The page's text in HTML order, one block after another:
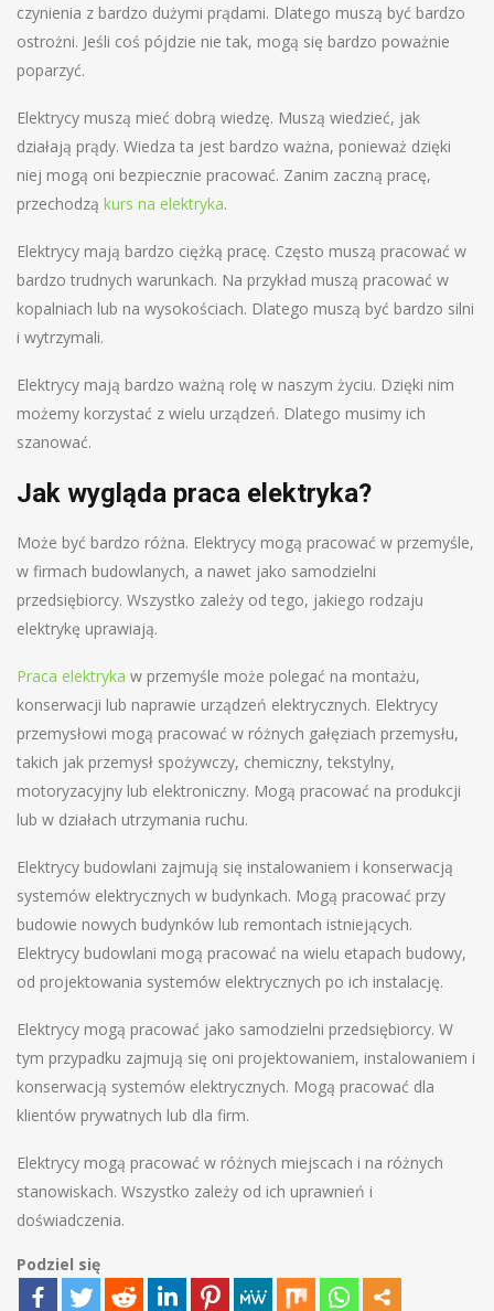
czynienia z bardzo dużymi prądami. Dlatego muszą być bardzo
ostrożni. Jeśli coś pójdzie nie tak, mogą się bardzo poważnie
poparzyć.
Elektrycy muszą mieć dobrą wiedzę. Muszą wiedzieć, jak
działają prądy. Wiedza ta jest bardzo ważna, ponieważ dzięki
niej mogą oni bezpiecznie pracować. Zanim zaczną pracę,
przechodzą kurs na elektryka.
Elektrycy mają bardzo ciężką pracę. Często muszą pracować w
bardzo trudnych warunkach. Na przykład muszą pracować w
kopalniach lub na wysokościach. Dlatego muszą być bardzo silni
i wytrzymali.
Elektrycy mają bardzo ważną rolę w naszym życiu. Dzięki nim
możemy korzystać z wielu urządzeń. Dlatego musimy ich
szanować.
Jak wygląda praca elektryka?
Może być bardzo różna. Elektrycy mogą pracować w przemyśle,
w firmach budowlanych, a nawet jako samodzielni
przedsiębiorcy. Wszystko zależy od tego, jakiego rodzaju
elektrykę uprawiają.
Praca elektryka w przemyśle może polegać na montażu,
konserwacji lub naprawie urządzeń elektrycznych. Elektrycy
przemysłowi mogą pracować w różnych gałęziach przemysłu,
takich jak przemysł spożywczy, chemiczny, tekstylny,
motoryzacyjny lub elektroniczny. Mogą pracować na produkcji
lub w działach utrzymania ruchu.
Elektrycy budowlani zajmują się instalowaniem i konserwacją
systemów elektrycznych w budynkach. Mogą pracować przy
budowie nowych budynków lub remontach istniejących.
Elektrycy budowlani mogą pracować na wielu etapach budowy,
od projektowania systemów elektrycznych po ich instalację.
Elektrycy mogą pracować jako samodzielni przedsiębiorcy. W
tym przypadku zajmują się oni projektowaniem, instalowaniem i
konserwacją systemów elektrycznych. Mogą pracować dla
klientów prywatnych lub dla firm.
Elektrycy mogą pracować w różnych miejscach i na różnych
stanowiskach. Wszystko zależy od ich uprawnień i
doświadczenia.
Podziel się